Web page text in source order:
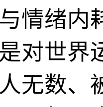
情绪
对世界
无数、